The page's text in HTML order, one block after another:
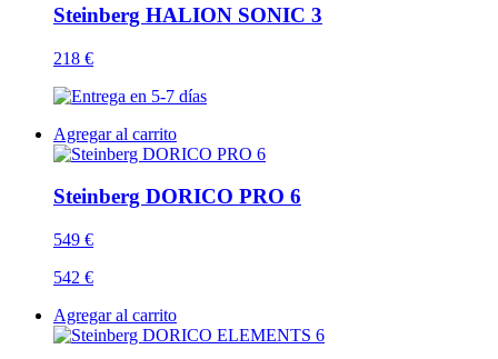
Steinberg HALION SONIC 3
218 €
Agregar al carrito
Steinberg DORICO PRO 6
549 €
542 €
Agregar al carrito